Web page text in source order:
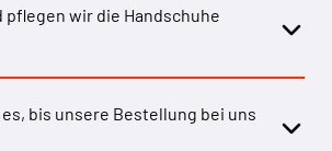
pflegen wir die Handschuhe
bis unsere Bestellung bei uns